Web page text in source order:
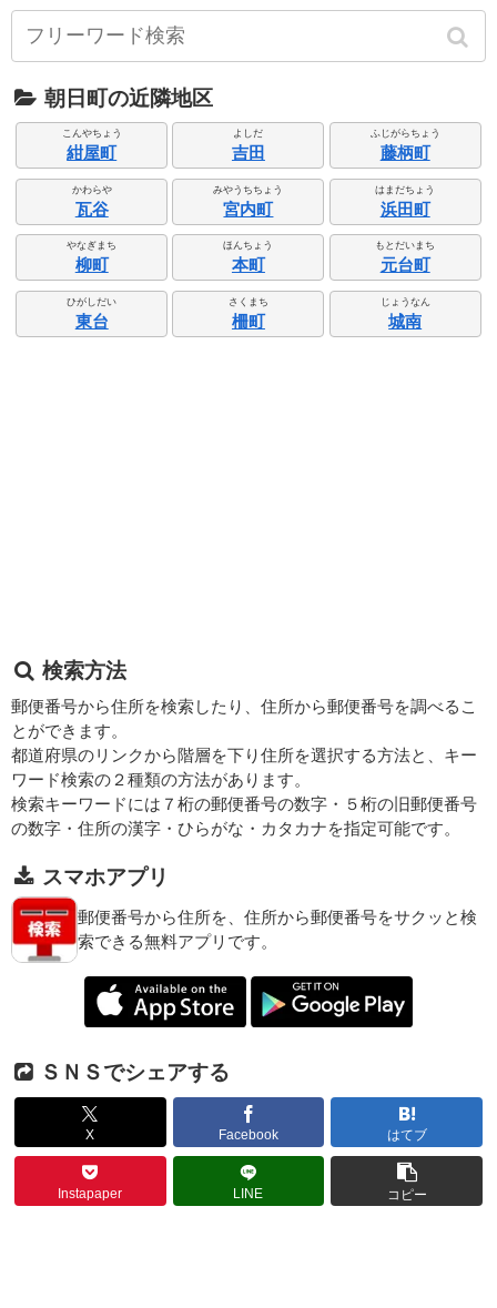
朝日町の近隣地区
こんやちょう
紺屋町
よしだ
吉田
ふじがらちょう
藤柄町
かわらや
瓦谷
みやうちちょう
宮内町
はまだちょう
浜田町
やなぎまち
柳町
ほんちょう
本町
もとだいまち
元台町
ひがしだい
東台
さくまち
柵町
じょうなん
城南
検索方法
郵便番号から住所を検索したり、住所から郵便番号を調べるこ
とができます。
都道府県のリンクから階層を下り住所を選択する方法と、キー
ワード検索の２種類の方法があります。
検索キーワードには７桁の郵便番号の数字・５桁の旧郵便番号
の数字・住所の漢字・ひらがな・カタカナを指定可能です。
スマホアプリ
郵便番号から住所を、住所から郵便番号をサクッと検
索できる無料アプリです。
ＳＮＳでシェアする
X Facebook はてブ
Instapaper LINE コピー